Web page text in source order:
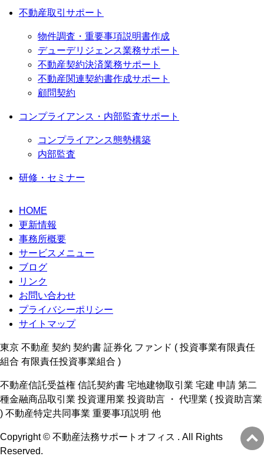
不動産取引サポート
物件調査・重要事項説明書作成
デューデリジェンス業務サポート
不動産契約決済業務サポート
不動産関連契約書作成サポート
顧問契約
コンプライアンス・内部監査サポート
コンプライアンス態勢構築
内部監査
研修・セミナー
HOME
更新情報
事務所概要
サービスメニュー
ブログ
リンク
お問い合わせ
プライバシーポリシー
サイトマップ
東京 不動産 契約 契約書 証券化 ファンド ( 投資事業有限責任
組合 有限責任投資事業組合 )
不動産信託受益権 信託契約書 宅地建物取引業 宅建 申請 第二
種金融商品取引業 投資運用業 投資助言 ・ 代理業 ( 投資助言業
) 不動産特定共同事業 重要事項説明 他
Copyright © 不動産法務サポートオフィス . All Rights
Reserved.